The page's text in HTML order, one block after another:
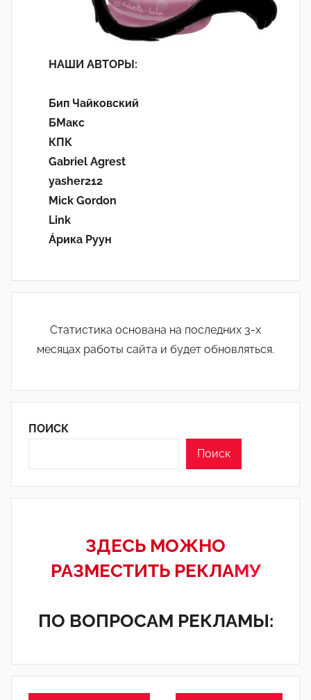
НАШИ АВТОРЫ:
Бип Чайковский
БМакс
КПК
Gabriel Agrest
yasher212
Mick Gordon
Link
Áрика Руун
Статистика основана на последних 3-х
месяцах работы сайта и будет обновляться.
ПОИСК
Поиск
ЗДЕСЬ МОЖНО
РАЗМЕСТИТЬ РЕКЛАМУ
ПО ВОПРОСАМ РЕКЛАМЫ: